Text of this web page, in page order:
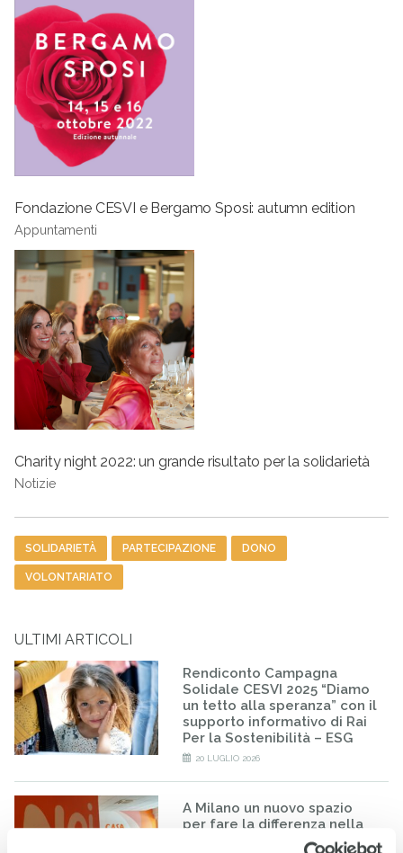
Fondazione CESVI e Bergamo Sposi: autumn edition
Appuntamenti
Charity night 2022: un grande risultato per la solidarietà
Notizie
Tag
SOLIDARIETÀ PARTECIPAZIONE DONO
VOLONTARIATO
ULTIMI ARTICOLI
Rendiconto Campagna
Solidale CESVI 2025 “Diamo
un tetto alla speranza” con il
supporto informativo di Rai
Per la Sostenibilità – ESG
20 LUGLIO 2026
A Milano un nuovo spazio
per fare la differenza nella
vita di minorenni e famiglie